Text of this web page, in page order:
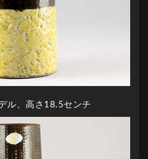
ル、高さ18.5センチ